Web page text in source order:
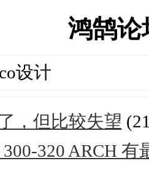
鸿鹄论
设计
，但比较失望
300-320 ARCH